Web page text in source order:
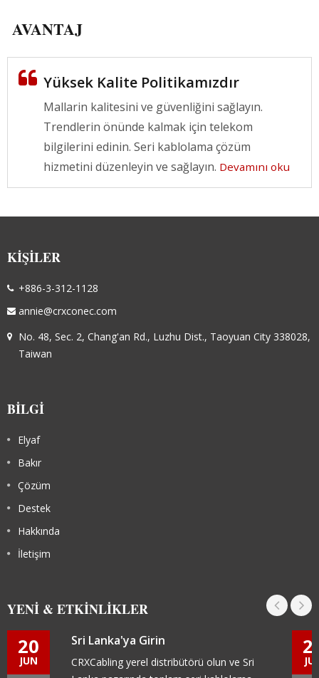
AVANTAJ
Yüksek Kalite Politikamızdır
Mallarin kalitesini ve güvenliğini sağlayın.
Trendlerin önünde kalmak için telekom
bilgilerini edinin. Seri kablolama çözüm
hizmetini düzenleyin ve sağlayın. Devamını oku
KIŞILER
+886-3-312-1128
annie@crxconec.com
No. 48, Sec. 2, Chang'an Rd., Luzhu Dist., Taoyuan City 338028,
Taiwan
BILGI
Elyaf
Bakır
Çözüm
Destek
Hakkında
İletişim
YENI & ETKINLIKLER
20
JUN
Sri Lanka'ya Girin
CRXCabling yerel distribütörü olun ve Sri